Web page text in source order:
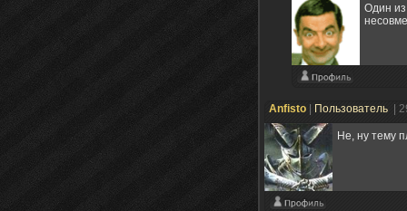
Один
Anfisto Пользователь |
Не, ну тему